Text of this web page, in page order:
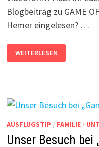
Blogbeitrag zu GAME
Hemer eingelesen? …
OF
DRAGONS:
WEITERLESEN
AUSFLUGSTIP / FAMILIE/
Unser Besuch bei